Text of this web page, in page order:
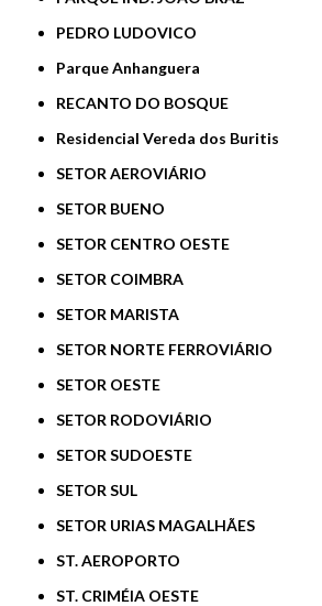
PEDRO LUDOVICO
Parque Anhanguera
RECANTO DO BOSQUE
Residencial Vereda dos Buritis
SETOR AEROVIÁRIO
SETOR BUENO
SETOR CENTRO OESTE
SETOR COIMBRA
SETOR MARISTA
SETOR NORTE FERROVIÁRIO
SETOR OESTE
SETOR RODOVIÁRIO
SETOR SUDOESTE
SETOR SUL
SETOR URIAS MAGALHÃES
ST. AEROPORTO
ST. CRIMÉIA OESTE